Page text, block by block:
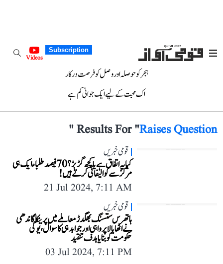
Subscription
Videos
ہجر کو حوصلہ اور وصل کو فرصت درکار
اک محبت کے لیے ایک جوانی کم ہے
Results For "Raises Question
"
قومی خبریں
کیا یہ اتفاق ہے یا کچھ گڑبڑ؟ 70 فیصد طلباء ایک ہی
مرکز سے کوالیفائی کرتے ہیں!
21 Jul 2024, 7:11 AM
قومی خبریں
ہاتھرس ستسنگ بھگدڑ معاملے میں پرینکا گاندھی
نے اٹھایا لاپرواہی اور جوابدہی کا سوال، یوگی
حکومت کو بنایا ہدف تنقید
03 Jul 2024, 7:11 PM